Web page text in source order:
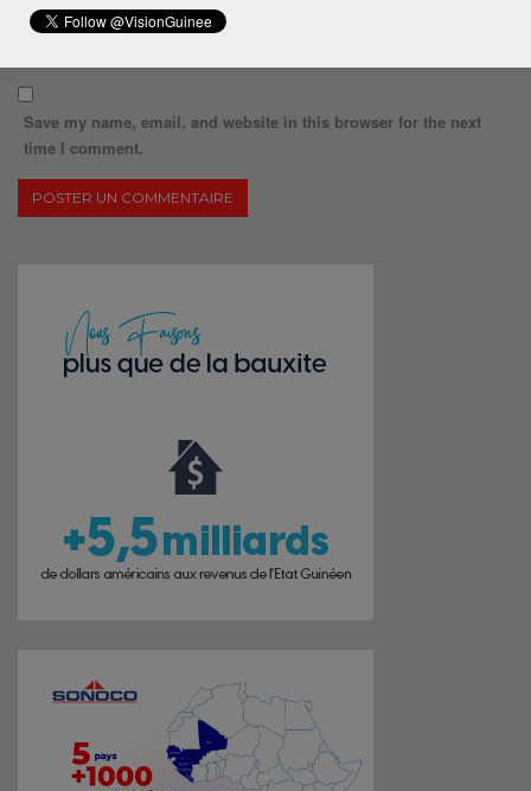
Save my name, email, and website in this browser for the next
time I comment.